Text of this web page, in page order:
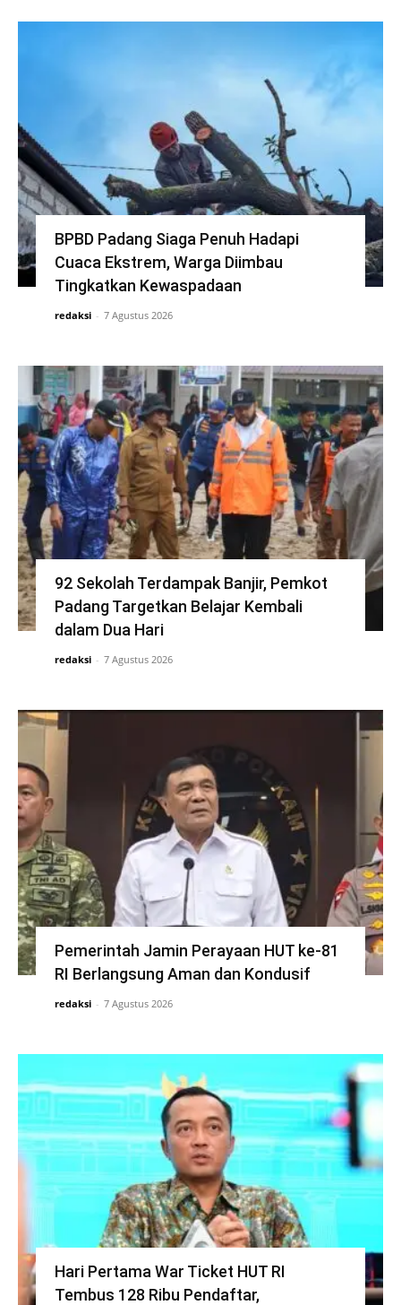
BPBD Padang Siaga Penuh Hadapi
Cuaca Ekstrem, Warga Diimbau
Tingkatkan Kewaspadaan
redaksi - 7 Agustus 2026
92 Sekolah Terdampak Banjir, Pemkot
Padang Targetkan Belajar Kembali
dalam Dua Hari
redaksi - 7 Agustus 2026
Pemerintah Jamin Perayaan HUT ke-81
RI Berlangsung Aman dan Kondusif
redaksi - 7 Agustus 2026
Hari Pertama War Ticket HUT RI
Tembus 128 Ribu Pendaftar,